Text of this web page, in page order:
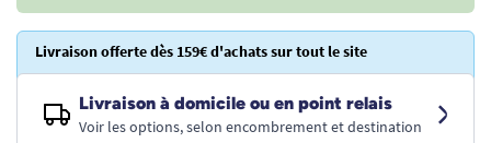
Livraison offerte dès 159€ d'achats sur tout le site
Livraison à domicile ou en point relais
Voir les options, selon encombrement et destination